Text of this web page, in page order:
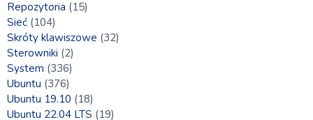
Repozytoria (15)
Sieć (104)
Skróty klawiszowe (32)
Sterowniki (2)
System (336)
Ubuntu (376)
Ubuntu 19.10 (18)
Ubuntu 22.04 LTS (19)